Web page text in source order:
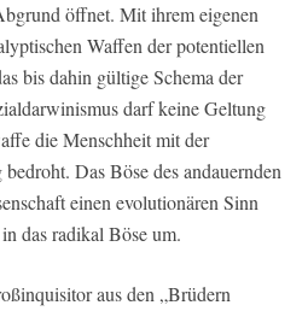
öffnet. Mit ihrem eigenen
Waffen der potentiellen
bis dahin gültige Schema der
darfkeine Geltung
die Menschheit mit der
Das Böse des andauernden
einen evolutionären Sinn
das radikal Böse um.
aus den „Brüdern